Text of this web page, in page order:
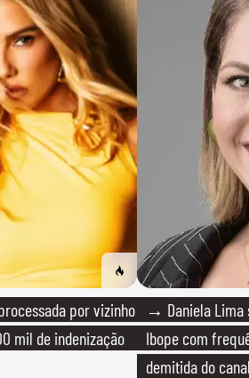
por vizinho
mil de indenização
→ Daniela Lima
Ibope com
demitida do